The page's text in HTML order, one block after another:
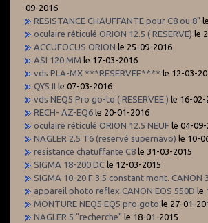
09-2016
RESISTANCE CHAUFFANTE pour C8 ou 8"
oculaire réticulé ORION 12.5 ( RESERVE) le
ACCUFOCUS ORION le 25-09-2016
ASI 120 MM le 17-03-2016
vds PLA-MX ***RESERVEE**** le 12-03-
QY5 II le 07-03-2016
vds NEQ5 Pro go-to ( RESERVEE ) le 16-02-
RECH- AZ-EQ6 le 20-01-2016
oculaire réticulé ORION 12.5 NEUF le 04-
NAGLER 2.5 T6 (reservé supernavo) le 10-
resistance chatuffante C8 le 31-03-2015
SIGMA 18-200 DC le 12-03-2015
SIGMA 10-20 F 3.5 constant mont. CANON
appareil photo reflex CANON EOS 550D le
MONTURE NEQ5 EQ5 pro goto le 27-01-
NAGLER 5 "recherche" le 18-01-2015